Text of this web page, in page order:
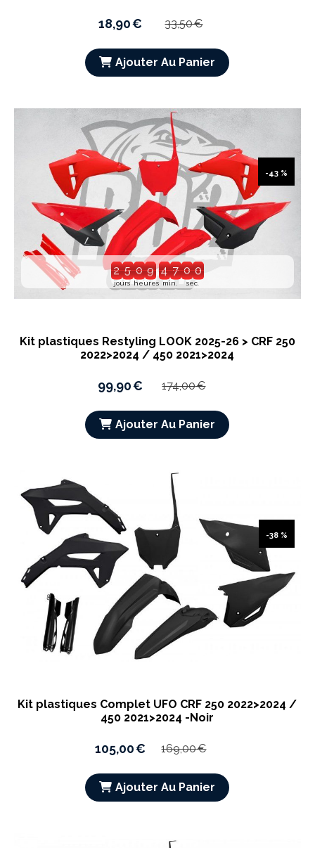
18,90€ 33,50€
Ajouter Au Panier
2 6
jours
1 0
heures
4 7
min.
5 9
sec.
-43 %
Kit plastiques Restyling LOOK 2025-26 > CRF 250
2022>2024 / 450 2021>2024
99,90€ 174,00€
Ajouter Au Panier
-38 %
Kit plastiques Complet UFO CRF 250 2022>2024 /
450 2021>2024 -Noir
105,00€ 169,00€
Ajouter Au Panier